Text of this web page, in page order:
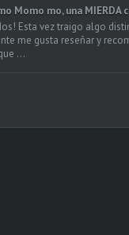
Momo mo, una MIERDA
Esta vez traigo algo
me gusta reseñar y
...